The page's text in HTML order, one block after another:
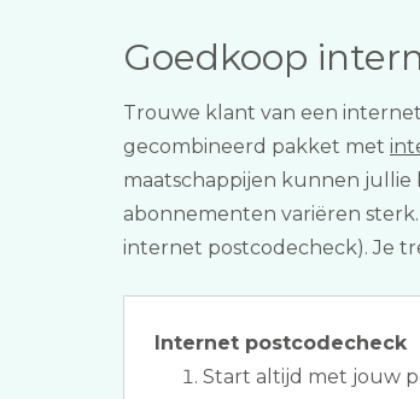
Goedkoop
Trouwe klant van een
gecombineerd pakket met
maatschappijen kunnen jullie
abonnementen variëren
internet postcodecheck). Je
Internet postcodecheck
Start altijd met jouw